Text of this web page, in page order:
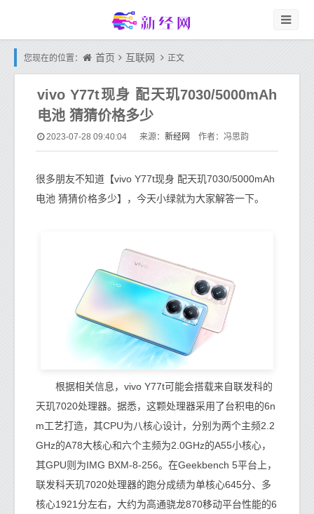
您现在的位置： 首页 互联网 正文
vivo Y77t现身 配天玑7030/5000mAh
电池 猜猜价格多少
2023-07-28 09:40:04 来源： 新经网 作者：冯思韵
很多朋友不知道【vivo Y77t现身 配天玑7030/5000mAh
电池 猜猜价格多少】，今天小绿就为大家解答一下。
根据相关信息，vivo Y77t可能会搭载来自联发科的
天玑7020处理器。据悉，这颗处理器采用了台积电的6n
m工艺打造，其CPU为八核心设计，分别为两个主频2.2
GHz的A78大核心和六个主频为2.0GHz的A55小核心，
其GPU则为IMG BXM-8-256。在Geekbench 5平台上，
联发科天玑7020处理器的跑分成绩为单核心645分、多
核心1921分左右，大约为高通骁龙870移动平台性能的6